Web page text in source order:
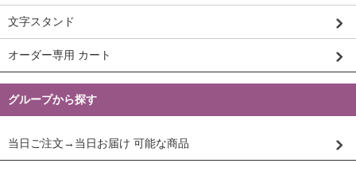
文字スタンド
オーダー専用 カート
グループから探す
当日ご注文→当日お届け 可能な商品